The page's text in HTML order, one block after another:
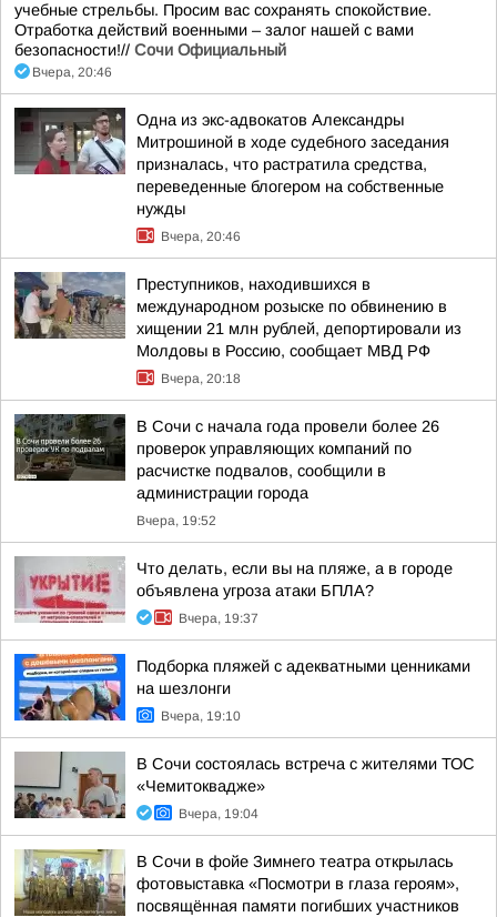
учебные стрельбы. Просим вас сохранять спокойствие.
Отработка действий военными – залог нашей с вами
безопасности!// Сочи Официальный
Вчера, 20:46
Одна из экс-адвокатов Александры
Митрошиной в ходе судебного заседания
призналась, что растратила средства,
переведенные блогером на собственные
нужды
Вчера, 20:46
Преступников, находившихся в
международном розыске по обвинению в
хищении 21 млн рублей, депортировали из
Молдовы в Россию, сообщает МВД РФ
Вчера, 20:18
В Сочи с начала года провели более 26
проверок управляющих компаний по
расчистке подвалов, сообщили в
администрации города
Вчера, 19:52
Что делать, если вы на пляже, а в городе
объявлена угроза атаки БПЛА?
Вчера, 19:37
Подборка пляжей с адекватными ценниками
на шезлонги
Вчера, 19:10
В Сочи состоялась встреча с жителями ТОС
«Чемитоквадже»
Вчера, 19:04
В Сочи в фойе Зимнего театра открылась
фотовыставка «Посмотри в глаза героям»,
посвящённая памяти погибших участников